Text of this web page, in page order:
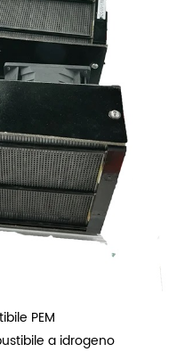
PEM
a idrogeno